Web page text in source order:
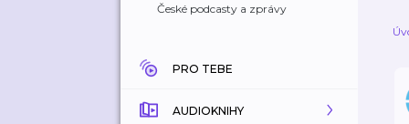
České podcasty a zprávy
PRO TEBE
AUDIOKNIHY